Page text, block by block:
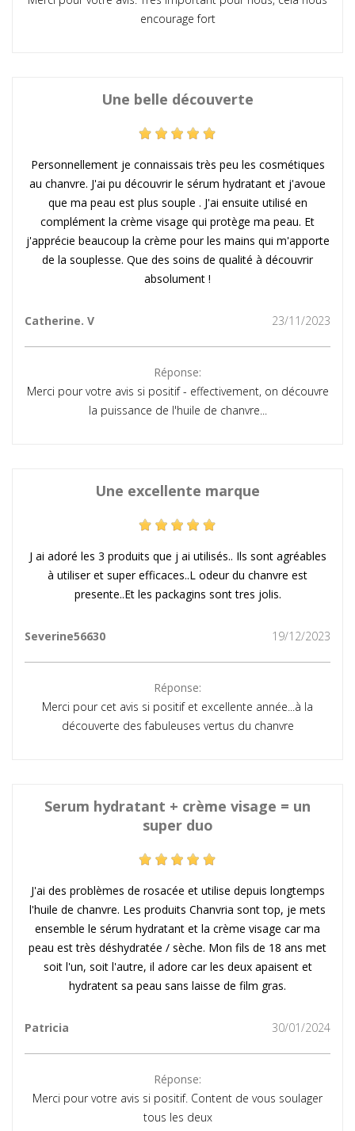
encourage fort
Une belle découverte
Personnellement je connaissais très peu les cosmétiques
au chanvre. J'ai pu découvrir le sérum hydratant et j'avoue
que ma peau est plus souple . J'ai ensuite utilisé en
complément la crème visage qui protège ma peau. Et
j'apprécie beaucoup la crème pour les mains qui m'apporte
de la souplesse. Que des soins de qualité à découvrir
absolument !
Catherine. V 23/11/2023
Réponse:
Merci pour votre avis si positif - effectivement, on découvre
la puissance de l'huile de chanvre...
Une excellente marque
J ai adoré les 3 produits que j ai utilisés.. Ils sont agréables
à utiliser et super efficaces..L odeur du chanvre est
presente..Et les packagins sont tres jolis.
Severine56630 19/12/2023
Réponse:
Merci pour cet avis si positif et excellente année...à la
découverte des fabuleuses vertus du chanvre
Serum hydratant + crème visage = un
super duo
J'ai des problèmes de rosacée et utilise depuis longtemps
l'huile de chanvre. Les produits Chanvria sont top, je mets
ensemble le sérum hydratant et la crème visage car ma
peau est très déshydratée / sèche. Mon fils de 18 ans met
soit l'un, soit l'autre, il adore car les deux apaisent et
hydratent sa peau sans laisse de film gras.
Patricia 30/01/2024
Réponse:
Merci pour votre avis si positif. Content de vous soulager
tous les deux